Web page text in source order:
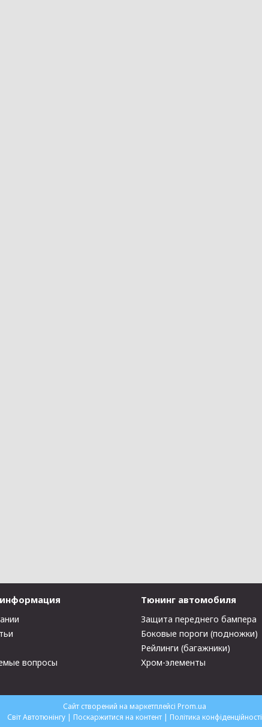
вопросы
Тюнинг автомобиля
Защита переднего бампера
Боковые пороги (подножки)
Рейлинги (багажники)
Хром-элементы
Сайт створений на маркетплейсі Prom.ua
Світ Автотюнінгу | Поскаржитися на контент | Політика конфіденційності